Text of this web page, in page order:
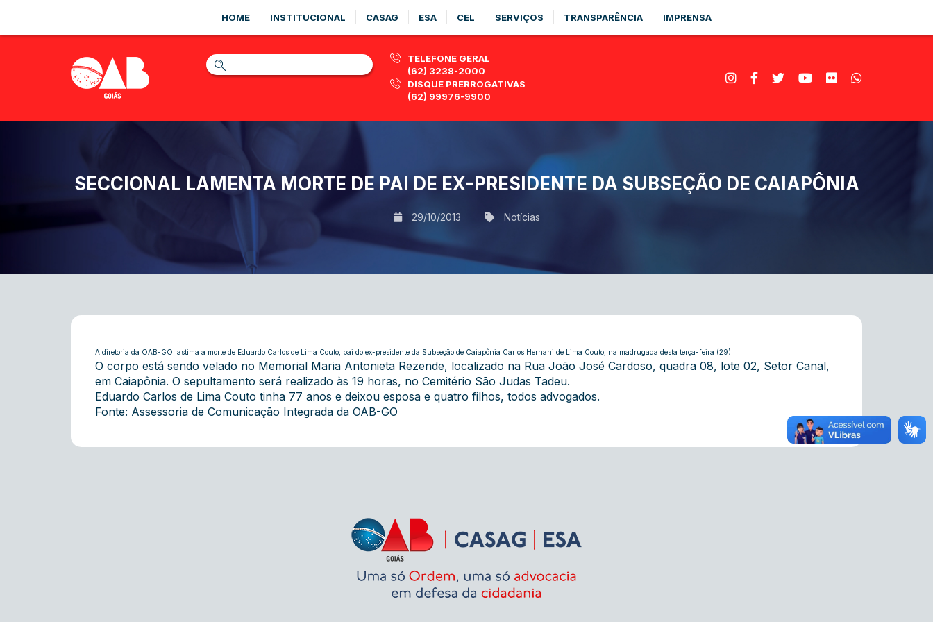
HOME INSTITUCIONAL CASAG ESA CEL SERVIÇOS TRANSPARÊNCIA IMPRENSA
TELEFONE GERAL
(62) 3238-2000
DISQUE PRERROGATIVAS
(62) 99976-9900
SECCIONAL LAMENTA MORTE DE PAI DE EX-PRESIDENTE DA SUBSEÇÃO DE CAIAPÔNIA
29/10/2013 Notícias
A diretoria da OAB-GO lastima a morte de Eduardo Carlos de Lima Couto, pai do ex-presidente da Subseção de Caiapônia Carlos Hernani de Lima Couto, na madrugada desta terça-feira (29).
O corpo está sendo velado no Memorial Maria Antonieta Rezende, localizado na Rua João José Cardoso, quadra 08, lote 02, Setor Canal,
em Caiapônia. O sepultamento será realizado às 19 horas, no Cemitério São Judas Tadeu.
Eduardo Carlos de Lima Couto tinha 77 anos e deixou esposa e quatro filhos, todos advogados.
Fonte: Assessoria de Comunicação Integrada da OAB-GO